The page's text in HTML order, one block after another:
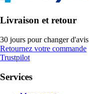
Livraison et retour
30 jours pour changer d'avis
Retournez votre commande
Trustpilot
Services